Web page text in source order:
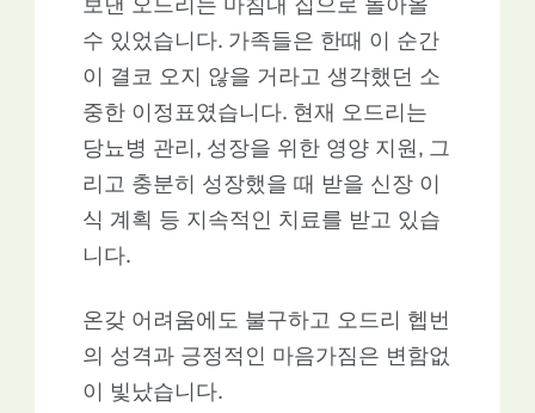
보낸 오드리는 마침내 집으로 돌아올
수 있었습니다. 가족들은 한때 이 순간
이 결코 오지 않을 거라고 생각했던 소
중한 이정표였습니다. 현재 오드리는
당뇨병 관리, 성장을 위한 영양 지원, 그
리고 충분히 성장했을 때 받을 신장 이
식 계획 등 지속적인 치료를 받고 있습
니다.
온갖 어려움에도 불구하고 오드리 헵번
의 성격과 긍정적인 마음가짐은 변함없
이 빛났습니다.